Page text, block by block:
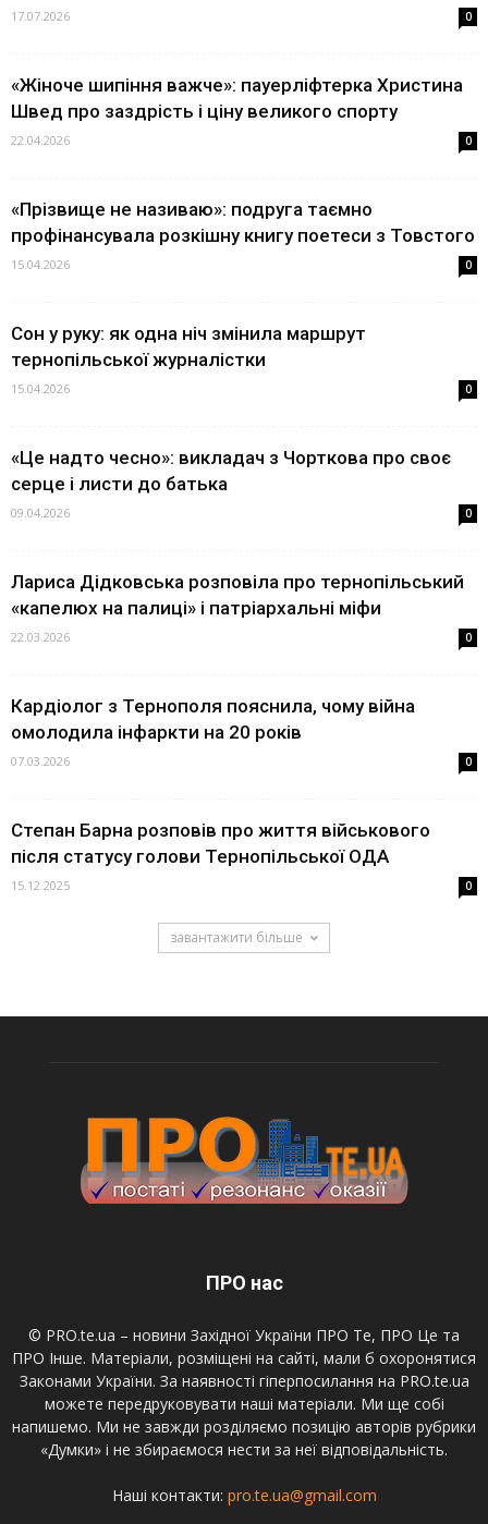
17.07.2026 0
«Жіноче шипіння важче»: пауерліфтерка Христина
Швед про заздрість і ціну великого спорту
22.04.2026 0
«Прізвище не називаю»: подруга таємно
профінансувала розкішну книгу поетеси з Товстого
15.04.2026 0
Сон у руку: як одна ніч змінила маршрут
тернопільської журналістки
15.04.2026 0
«Це надто чесно»: викладач з Чорткова про своє
серце і листи до батька
09.04.2026 0
Лариса Дідковська розповіла про тернопільський
«капелюх на палиці» і патріархальні міфи
22.03.2026 0
Кардіолог з Тернополя пояснила, чому війна
омолодила інфаркти на 20 років
07.03.2026 0
Степан Барна розповів про життя військового
після статусу голови Тернопільської ОДА
15.12.2025 0
завантажити більше
ПРО нас
© PRO.te.ua – новини Західної України ПРО Те, ПРО Це та
ПРО Інше. Матеріали, розміщені на сайті, мали б охоронятися
Законами України. За наявності гіперпосилання на PRO.te.ua
можете передруковувати наші матеріали. Ми ще собі
напишемо. Ми не завжди розділяємо позицію авторів рубрики
«Думки» і не збираємося нести за неї відповідальність.
Наші контакти: pro.te.ua@gmail.com